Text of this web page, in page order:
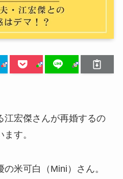
江宏傑さんが再婚するの
す。
米可白（Mini）さん。